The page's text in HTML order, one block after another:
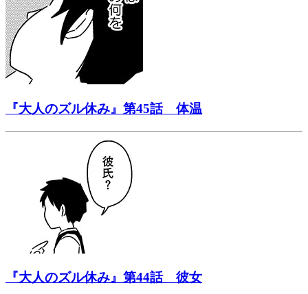
『大人のズル休み』第45話 体温
『大人のズル休み』第44話 彼女